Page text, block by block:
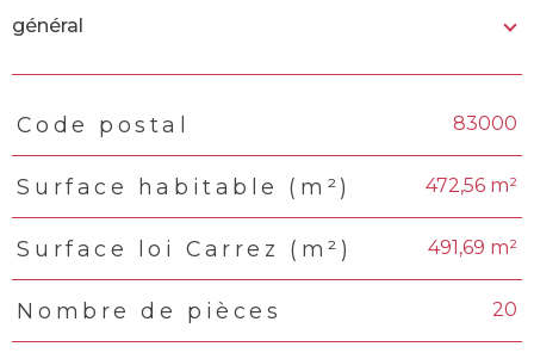
général
TRAD_PAMPERO_Caracteristique
Code postal 83000
Surface habitable (m²) 472,56 m²
Surface loi Carrez (m²) 491,69 m²
Nombre de pièces 20